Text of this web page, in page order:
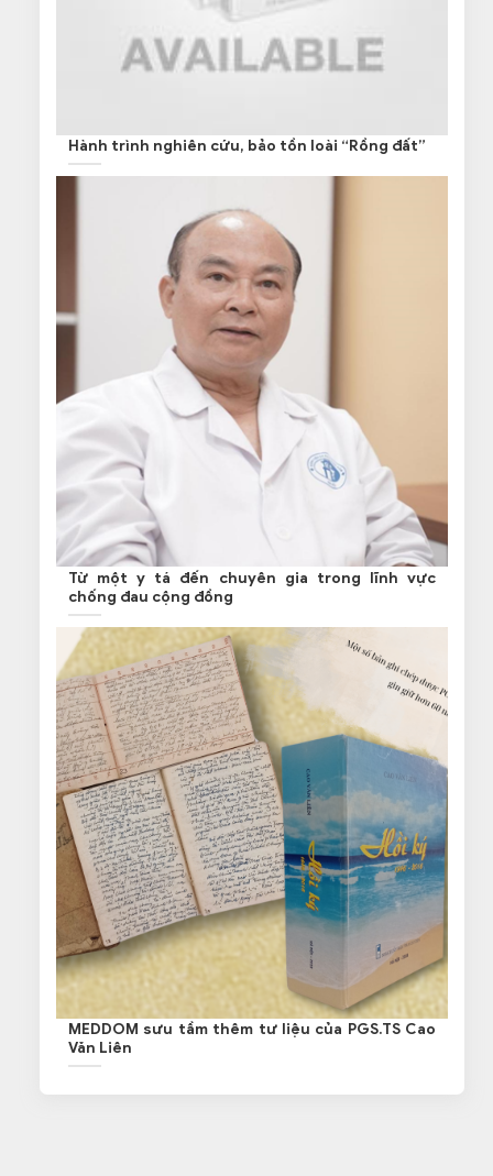
Hành trình nghiên cứu, bảo tồn loài “Rồng đất”
Từ một y tá đến chuyên gia trong lĩnh vực
chống đau cộng đồng
MEDDOM sưu tầm thêm tư liệu của PGS.TS Cao
Văn Liên